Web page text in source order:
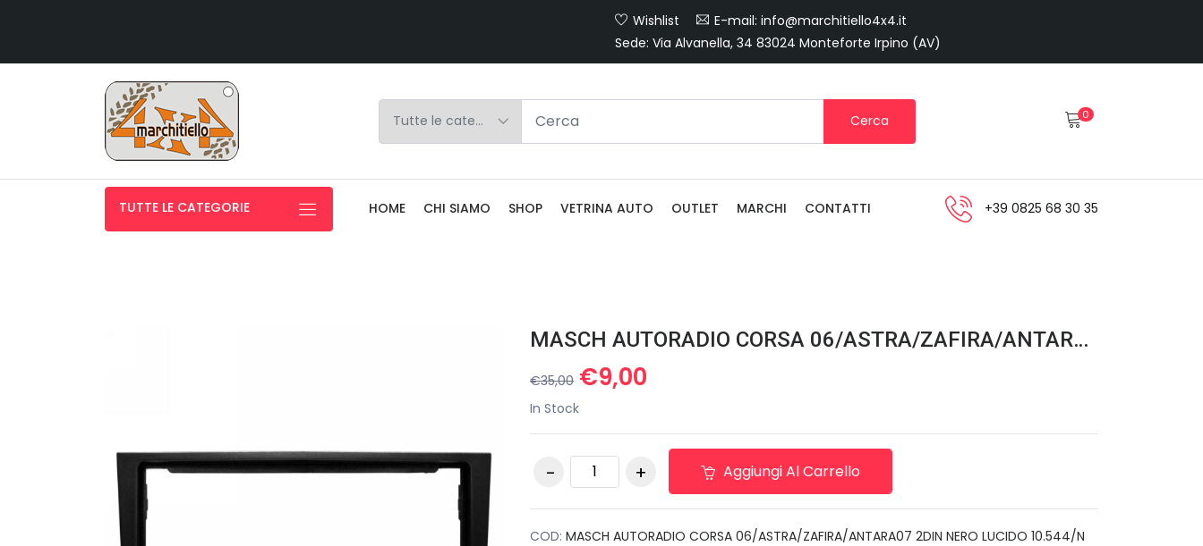
Wishlist
E-mail: info@marchitiello4x4.it
Sede: Via Alvanella, 34 83024 Monteforte Irpino (AV)
Cerca 0
TUTTE LE CATEGORIE HOME CHI SIAMO SHOP VETRINA AUTO OUTLET MARCHI CONTATTI +39 0825 68 30 35
MASCH AUTORADIO CORSA 06/ASTRA/ZAFIRA/ANTARA07 2DIN NERO LUCIDO
€35,00 Il
prezzo
originale
€35,00.
€9,00
€9,00.
In Stock
MASCH AUTORADIO
CORSA
06/ASTRA/ZAFIRA/ANTARA07
quantità
Aggiungi Al Carrello
COD: MASCH AUTORADIO CORSA 06/ASTRA/ZAFIRA/ANTARA07 2DIN NERO LUCIDO 10.544/N